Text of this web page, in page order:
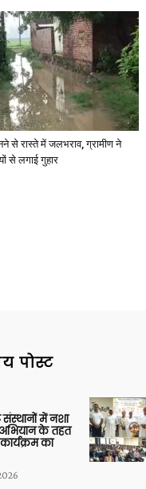
से रास्ते में जलभराव, ग्रामीण ने
से लगाई गुहार
पोस्ट
संस्थानों में नशा
के तहत
का